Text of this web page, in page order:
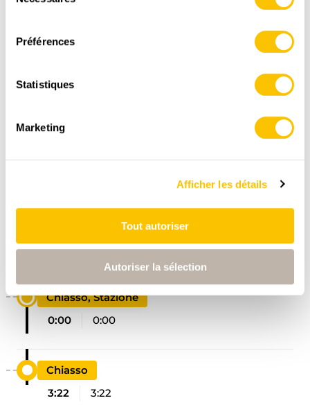
Préférences
Statistiques
Marketing
Afficher les détails
Tout autoriser
Autoriser la sélection
Données:
swisstopo
www.suisse-rando.ch
ITINÉRAIRE PROFIL ALTIMÉTRIQUE
Chiasso, Stazione
0:00
0:00
Chiasso
3:22
3:22